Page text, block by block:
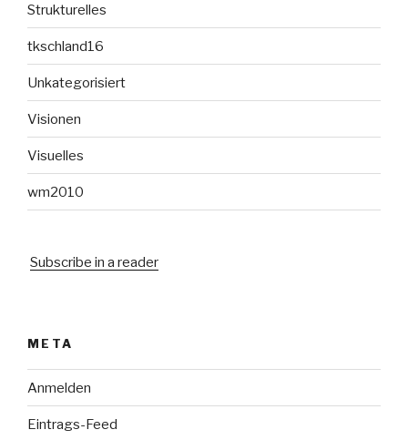
Strukturelles
tkschland16
Unkategorisiert
Visionen
Visuelles
wm2010
Subscribe in a reader
META
Anmelden
Eintrags-Feed